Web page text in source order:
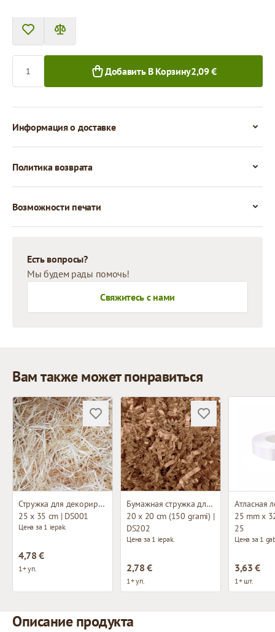
Добавить В Корзину2,09 €
Информация о доставке
Политика возврата
Возможности печати
Есть вопросы?
Мы будем рады помочь!
Свяжитесь с нами
Вам также может понравиться
Стружка для декорирования
25 x 35 cm | DS001
Цена за 1 iepak.
4,78 €
1+ уп.
Бумажная стружка для декорирования
20 x 20 cm (150 grami) |
DS202
Цена за 1 iepak.
2,78 €
1+ уп.
Атласная
25 mm x
25
Цена за 1
3,63 €
1+ шт.
Описание продукта